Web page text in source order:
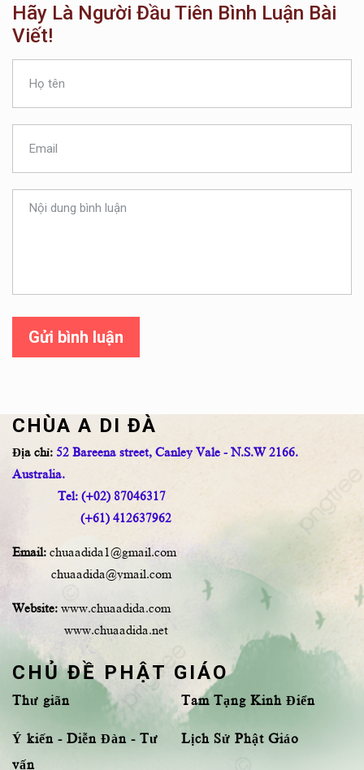
Hãy Là Người Đầu Tiên Bình Luận Bài
Viết!
Gửi bình luận
CHÙA A DI ĐÀ
Địa chỉ: 52 Bareena street, Canley Vale - N.S.W 2166.
Australia.
Tel: (+02) 87046317
(+61) 412637962
Email: chuaadida1@gmail.com
chuaadida@ymail.com
Website: www.chuaadida.com
www.chuaadida.net
CHỦ ĐỀ PHẬT GIÁO
Thư giãn
Ý kiến - Diễn Đàn - Tư
vấn
Tam Tạng Kinh Điển
Lịch Sử Phật Giáo